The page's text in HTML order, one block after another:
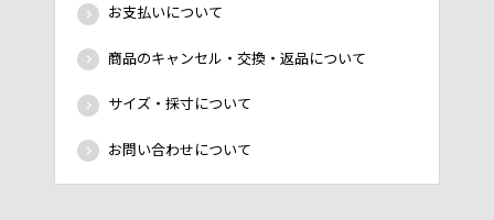
お支払いについて
商品のキャンセル・交換・返品について
サイズ・採寸について
お問い合わせについて